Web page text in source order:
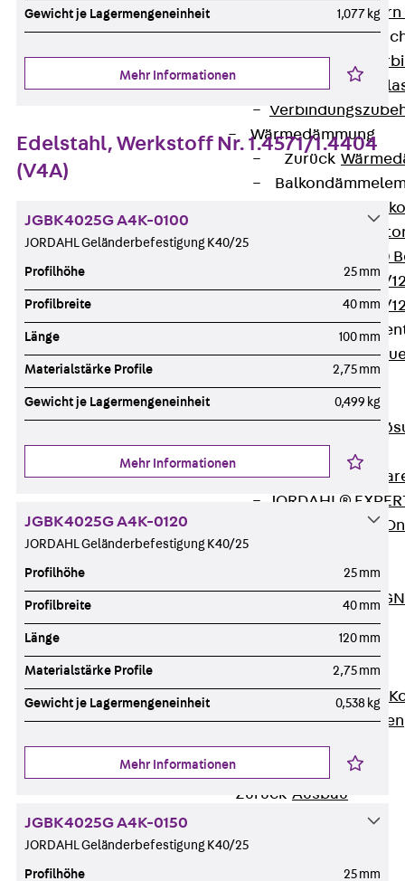
Querkraftdorn
Zurück
Wärmedämmung
Zurück
ISOPRO®
ISOPRO® 120
ISOPRO® 80/
ISOPRO® 80/
Zurück
ISOMUR®
Digitale Lösungen
Digitale
Zurück
JORDAHL®
JORDAHL® JVB
ISODESIGN
FERBOX®-
CAD und BIM
Services
Beratung, Planung,
Individuelle Lösungen
Referenzen
Ausbau
Zurück Ausbau
Kabeltragsysteme
Gewicht je Lagermengeneinheit 1,077 kg
Mehr Informationen
Edelstahl, Werkstoff Nr. 1.4571/1.4404
(V4A)
JGBK4025G A4K-0100
JORDAHL Geländerbefestigung K40/25
Profilhöhe 25 mm
Profilbreite 40 mm
Länge 100 mm
Materialstärke Profile 2,75 mm
Gewicht je Lagermengeneinheit 0,499 kg
Mehr Informationen
JGBK4025G A4K-0120
JORDAHL Geländerbefestigung K40/25
Profilhöhe 25 mm
Profilbreite 40 mm
Länge 120 mm
Materialstärke Profile 2,75 mm
Gewicht je Lagermengeneinheit 0,538 kg
Mehr Informationen
JGBK4025G A4K-0150
JORDAHL Geländerbefestigung K40/25
Profilhöhe 25 mm